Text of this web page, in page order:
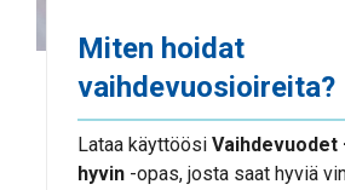
Miten hoidat
vaihdevuosioireita?
Lataa käyttöösi Vaihdevuodet
hyvin-opas, josta saat hyviä